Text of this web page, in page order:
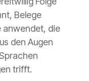
Belege
anwendet, die
den Augen
trifft.